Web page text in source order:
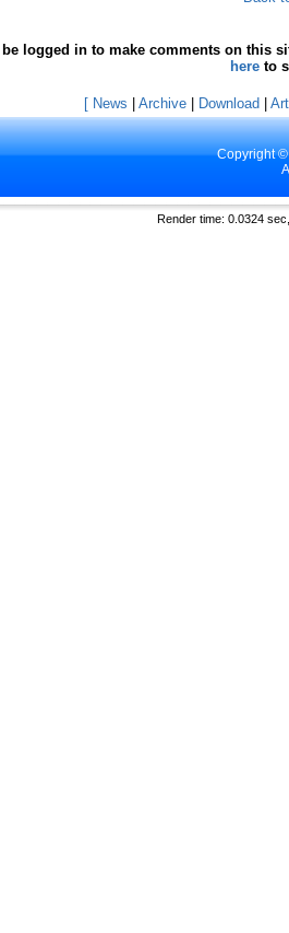
logged in to make comments on this
hereto
[ News Archive Download
Copyright
Render time: 0.0324